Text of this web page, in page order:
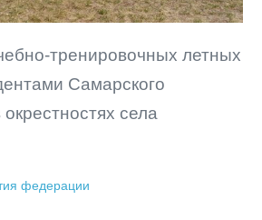
тренировочных летных
Самарского
села
федерации